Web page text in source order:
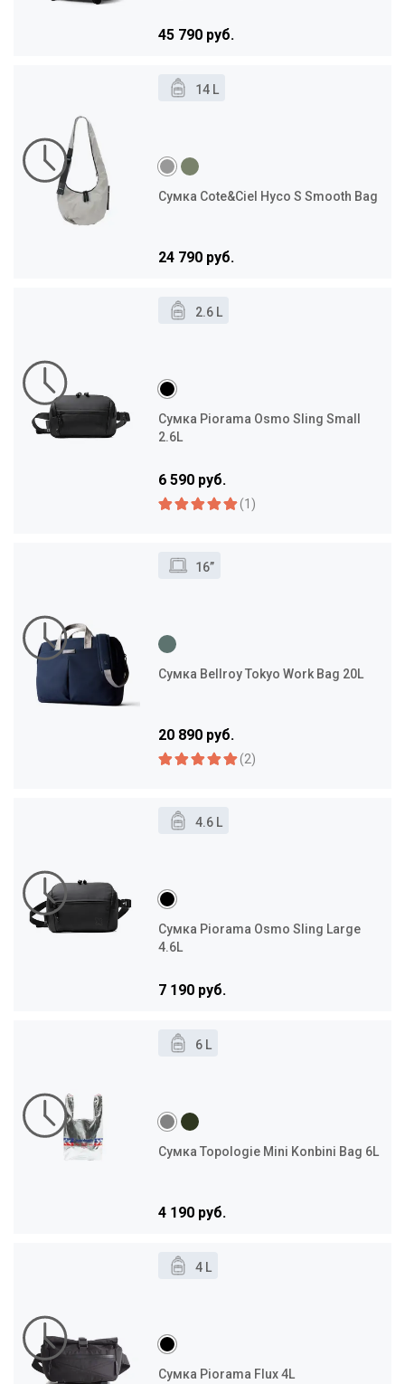
45 790 руб.
14 L
Сумка Cote&Ciel Hyco S Smooth Bag
24 790 руб.
2.6 L
Сумка Piorama Osmo Sling Small
2.6L
6 590 руб.
(1)
16”
Сумка Bellroy Tokyo Work Bag 20L
20 890 руб.
(2)
4.6 L
Сумка Piorama Osmo Sling Large
4.6L
7 190 руб.
6 L
Сумка Topologie Mini Konbini Bag 6L
4 190 руб.
4 L
Сумка Piorama Flux 4L